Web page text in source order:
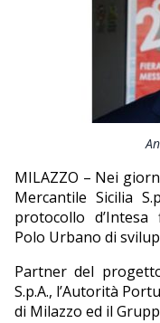
MILAZZO – Nei
Mercantile Sicilia
protocollo
Polo Urbano di
Partner del
S.p.A., l’Autorità
di Milazzo ed il